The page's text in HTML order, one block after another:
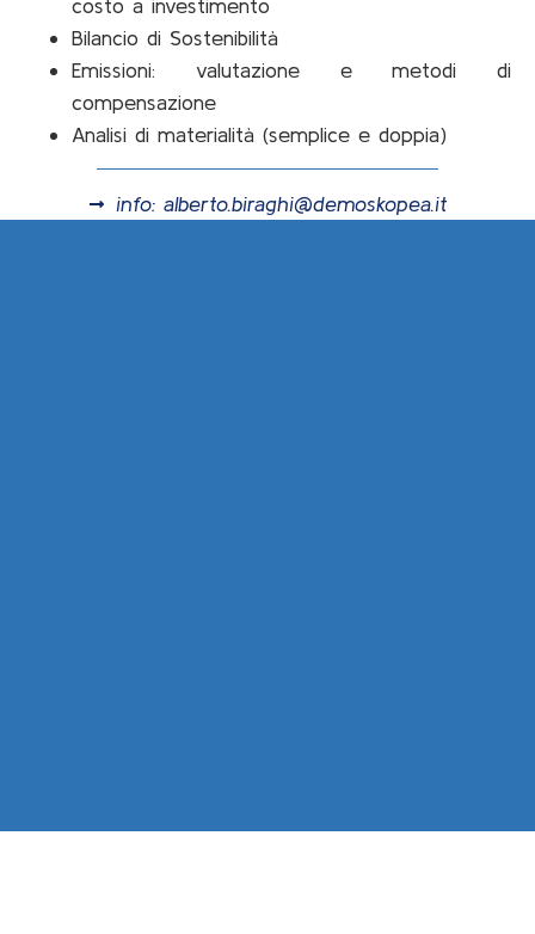
costo a investimento
Bilancio di Sostenibilità
Emissioni: valutazione e metodi di
compensazione
Analisi di materialità (semplice e doppia)
info: alberto.biraghi@demoskopea.it